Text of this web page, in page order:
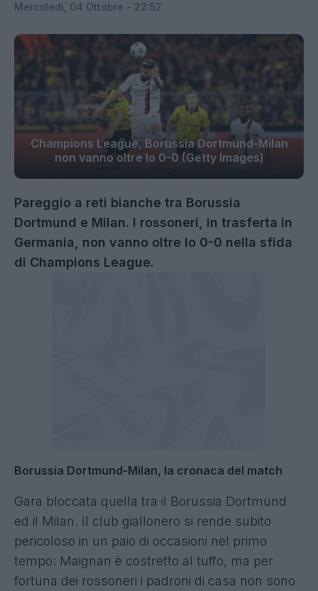
Mercoledì, 04 Ottobre - 22:52
Champions League, Borussia Dortmund-Milan
non vanno oltre lo 0-0 (Getty Images)
Pareggio a reti bianche tra Borussia
Dortmund e Milan. I rossoneri, in trasferta in
Germania, non vanno oltre lo 0-0 nella sfida
di Champions League.
Borussia Dortmund-Milan, la cronaca del match
Gara bloccata quella tra il Borussia Dortmund
ed il Milan. Il club giallonero si rende subito
pericoloso in un paio di occasioni nel primo
tempo: Maignan è costretto al tuffo, ma per
fortuna dei rossoneri i padroni di casa non sono